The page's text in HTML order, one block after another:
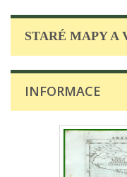
STARÉ MAPY A
INFORMACE